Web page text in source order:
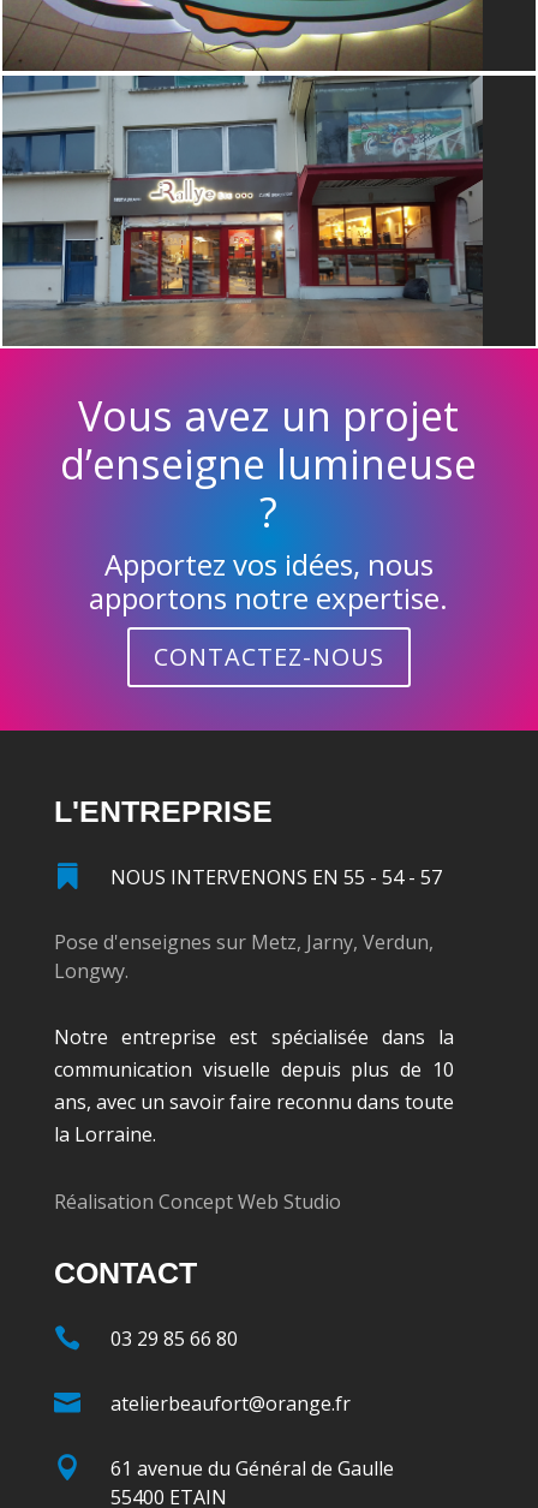
Vous avez un projet
d’enseigne lumineuse
?
Apportez vos idées, nous
apportons notre expertise.
CONTACTEZ-NOUS
L'ENTREPRISE
 NOUS INTERVENONS EN 55 - 54 - 57
Pose d'enseignes sur Metz, Jarny, Verdun,
Longwy.
Notre entreprise est spécialisée dans la
communication visuelle depuis plus de 10
ans, avec un savoir faire reconnu dans toute
la Lorraine.
Réalisation Concept Web Studio
CONTACT
 03 29 85 66 80
 atelierbeaufort@orange.fr

61 avenue du Général de Gaulle
55400 ETAIN